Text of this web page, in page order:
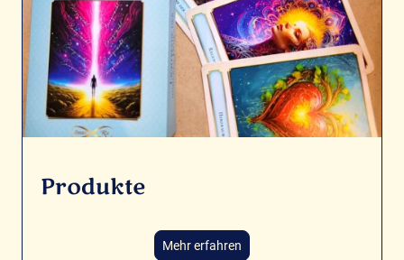
Produkte
Mehr erfahren